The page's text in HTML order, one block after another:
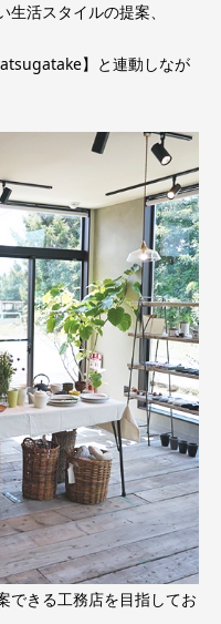
活スタイルの提案、
】と連動しなが
できる工務店を目指してお